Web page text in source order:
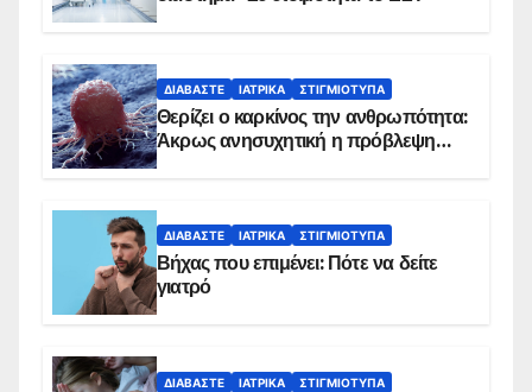
ΔΙΑΒΆΣΤΕ ΙΑΤΡΙΚΆ ΣΤΙΓΜΙΌΤΥΠΑ
Θερίζει ο καρκίνος την ανθρωπότητα:
Άκρως ανησυχητική η πρόβλεψη…
ΔΙΑΒΆΣΤΕ ΙΑΤΡΙΚΆ ΣΤΙΓΜΙΌΤΥΠΑ
Βήχας που επιμένει: Πότε να δείτε
γιατρό
ΔΙΑΒΆΣΤΕ ΙΑΤΡΙΚΆ ΣΤΙΓΜΙΌΤΥΠΑ